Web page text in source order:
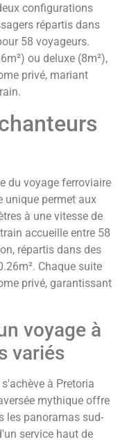
configurations
répartis dans
58 voyageurs.
ou deluxe (8m²),
privé, mariant
du voyage ferroviaire
unique permet aux
à une vitesse de
accueille entre 58
répartis dans des
Chaque suite
privé, garantissant
voyage à
variés
à Pretoria
mythique offre
les panoramas sud-
service haut de